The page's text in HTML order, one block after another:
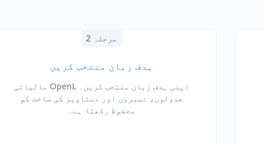
مرحلہ 2
ہدف زبان منتخب کریں
اپنی ہدف زبان منتخب کریں۔ OpenL مالیاتی
جدولوں، نمبروں اور دستاویز کی ساخت کو
محفوظ رکھتا ہے۔